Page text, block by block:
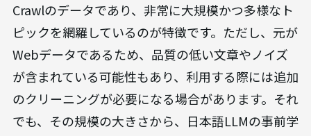
Crawlのデータであり、非常に大規模かつ多様なト
ピックを網羅しているのが特徴です。ただし、元が
Webデータであるため、品質の低い文章やノイズ
が含まれている可能性もあり、利用する際には追加
のクリーニングが必要になる場合があります。それ
でも、その規模の大きさから、日本語LLMの事前学